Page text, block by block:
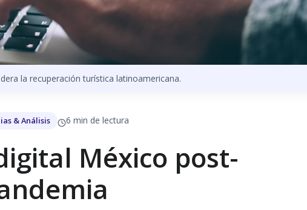
la recuperación turística latinoamericana.
& Análisis 6 min de lectura
México post-